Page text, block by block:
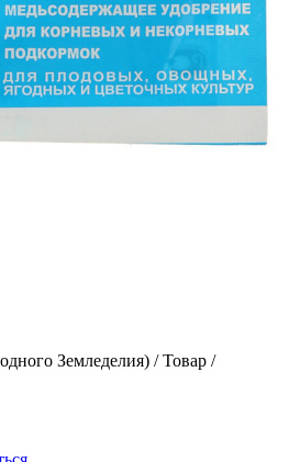
Земледелия) / Товар /